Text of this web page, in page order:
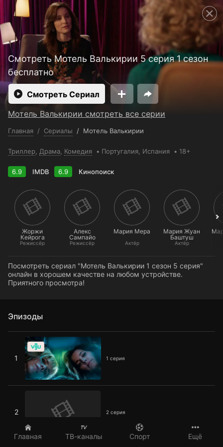
Смотреть 3650 дней бесплатно
Главная ТВ-каналы Спорт Ещё
Смотреть Мотель Валькирии 5 серия 1 сезон
бесплатно
Смотреть Сериал
Мотель Валькирии смотреть все серии
Главная / Сериалы / Мотель Валькирии
Триллер Драма Комедия Португалия , Испания 18+
6.9 IMDB 6.9 Кинопоиск
Жоржи
Кейрога
Режиссёр
Алекс
Сампайо
Режиссёр
Мария Мера
Актёр
Мария Жуан
Баштуш
Актёр
Посмотреть сериал "Мотель Валькирии 1 сезон 5 серия"
онлайн в хорошем качестве на любом устройстве.
Приятного просмотра!
Эпизоды
1 1 серия
1 серия
2 2 серия
Телефон поддержки:+998 55 500 2111
Пользовательское соглашение
Политика конфиденциальности
Открыть приложение
Ввести промокод